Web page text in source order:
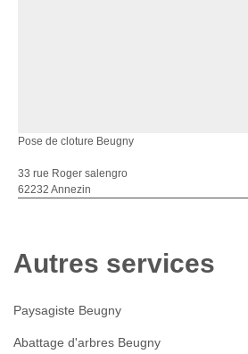
Pose de cloture Beugny
33 rue Roger salengro
62232 Annezin
Autres services
Paysagiste Beugny
Abattage d'arbres Beugny